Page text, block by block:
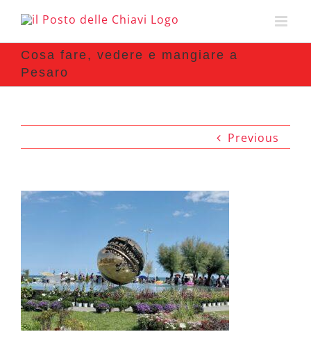
Cosa fare, vedere e mangiare a
Pesaro
Previous